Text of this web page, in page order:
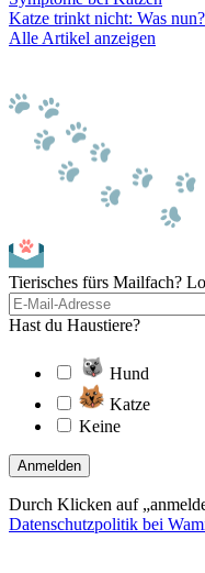
Katze trinkt nicht: Was nun?
Alle Artikel anzeigen
Tierisches fürs Mailfach?
Hast du Haustiere?
Hund
Katze
Keine
Anmelden
Durch Klicken auf
Datenschutzpolitik bei